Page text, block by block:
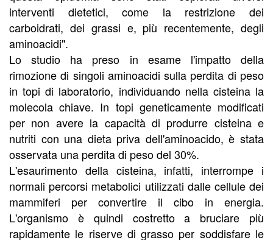
interventi dietetici, come la restrizione dei
carboidrati, dei grassi e, più recentemente, degli
aminoacidi".
Lo studio ha preso in esame l'impatto della
rimozione di singoli aminoacidi sulla perdita di peso
in topi di laboratorio, individuando nella cisteina la
molecola chiave. In topi geneticamente modificati
per non avere la capacità di produrre cisteina e
nutriti con una dieta priva dell'aminoacido, è stata
osservata una perdita di peso del 30%.
L'esaurimento della cisteina, infatti, interrompe i
normali percorsi metabolici utilizzati dalle cellule dei
mammiferi per convertire il cibo in energia.
L'organismo è quindi costretto a bruciare più
rapidamente le riserve di grasso per soddisfare le